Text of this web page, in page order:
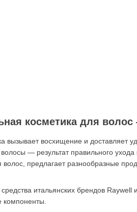
косметика для
восхищение и доставляет
— результат правильного
предлагает разнообразные
итальянских брендов
компоненты.